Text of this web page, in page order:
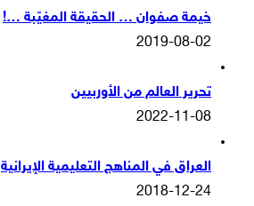
خيمة صفوان … الحقيقة المغيّبة …!
2019-08-02
تحرير العالم من الأوربيين
2022-11-08
العراق في المناهج التعليمية الإيرانية
2018-12-24